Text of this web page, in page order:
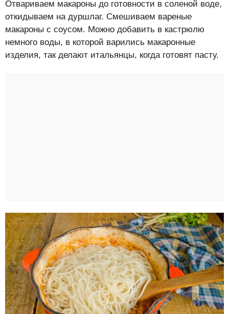
Отвариваем макароны до готовности в соленой воде,
откидываем на дуршлаг. Смешиваем вареные
макароны с соусом. Можно добавить в кастрюлю
немного воды, в которой варились макаронные
изделия, так делают итальянцы, когда готовят пасту.